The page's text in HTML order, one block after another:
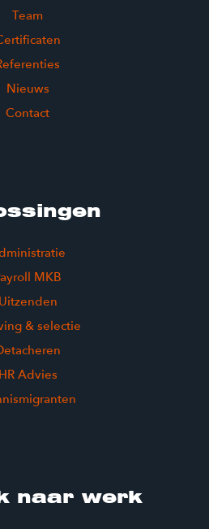
Team
Nieuws
Contact
MKB
Uitzenden
& selectie
HR Advies
naar werk